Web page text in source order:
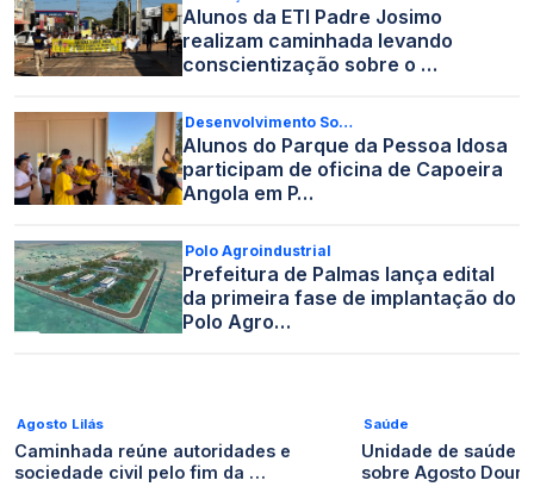
Alunos da ETI Padre Josimo
realizam caminhada levando
conscientização sobre o …
Desenvolvimento So…
Alunos do Parque da Pessoa Idosa
participam de oficina de Capoeira
Angola em P…
Polo Agroindustrial
Prefeitura de Palmas lança edital
da primeira fase de implantação do
Polo Agro…
Agosto Lilás
Caminhada reúne autoridades e
sociedade civil pelo fim da …
Saúde
Unidade de saúde
sobre Agosto